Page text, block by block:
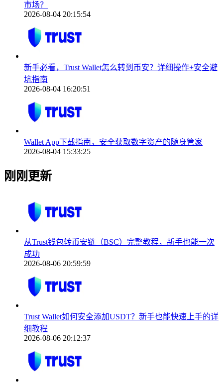
市场？
2026-08-04 20:15:54
新手必看，Trust Wallet怎么转到币安？详细操作+安全避
坑指南
2026-08-04 16:20:51
Wallet App下载指南，安全获取数字资产的随身管家
2026-08-04 15:33:25
刚刚更新
从Trust钱包转币安链（BSC）完整教程，新手也能一次
成功
2026-08-06 20:59:59
Trust Wallet如何安全添加USDT？新手也能快速上手的详
细教程
2026-08-06 20:12:37